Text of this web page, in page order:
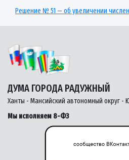
Решение № 51 — об увеличении
ДУМА ГОРОДА РАДУЖНЫЙ
Ханты - Мансийский автономный округ -
Мы исполняем 8-ФЗ